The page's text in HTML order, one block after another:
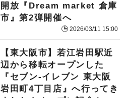
開放『Dream market 倉庫
市』第2弾開催へ
2026/03/11 15:00
【東大阪市】若江岩田駅近
辺から移転オープンした
『セブン-イレブン 東大阪
岩田町4丁目店』へ行ってき